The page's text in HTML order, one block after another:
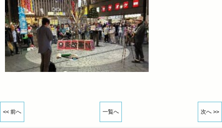
<< 前へ 一覧へ 次へ >>